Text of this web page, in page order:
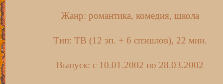
Жанр: романтика, комедия, школа
Тип: ТВ (12 эп. + 6 спэшлов), 22 мин.
Выпуск: c 10.01.2002 по 28.03.2002